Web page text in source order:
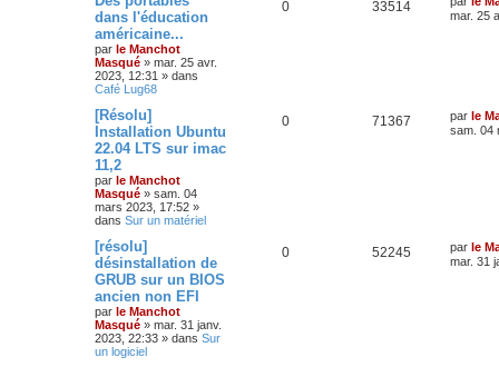
dans l'éducation
américaine...
par le Manchot
Masqué » mar. 25 avr.
2023, 12:31 » dans
Café Lug68
0 33514
mar. 25
[Résolu]
Installation Ubuntu
22.04 LTS sur imac
11,2
par le Manchot
Masqué » sam. 04
mars 2023, 17:52 »
dans Sur un matériel
0 71367 par le
sam. 04
[résolu]
désinstallation de
GRUB sur un BIOS
ancien non EFI
par le Manchot
Masqué » mar. 31 janv.
2023, 22:33 » dans Sur
un logiciel
0 52245 par le
mar. 31